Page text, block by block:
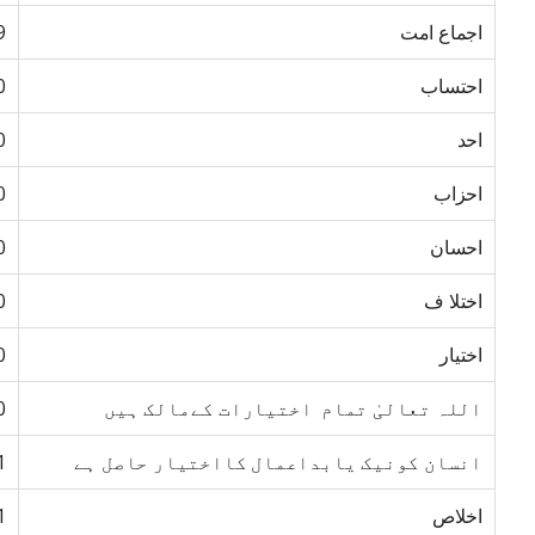
اجماع امت
احتساب
احد
احزاب
احسان
اختلا ف
اختیار
اللہ تعالیٰ تمام اختیارات کےمالک ہیں
انسان کونیک یابداعمال کااختیار حاصل ہے
اخلاص